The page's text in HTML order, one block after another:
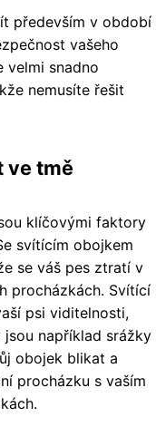
především v období
vašeho
velmi snadno
nemusíte řešit
ve tmě
klíčovými faktory
svítícím obojkem
se váš pes ztratí v
procházkách. Svítící
psi viditelnosti,
například srážky
obojek blikat a
procházku s vaším